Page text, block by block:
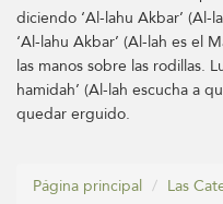
diciendo ‘Al-lahu Akbar’
‘Al-lahu Akbar’ (Al-lah es el
las manos sobre las rodillas.
hamidah’ (Al-lah escucha a
quedar erguido.
Página principal
Las